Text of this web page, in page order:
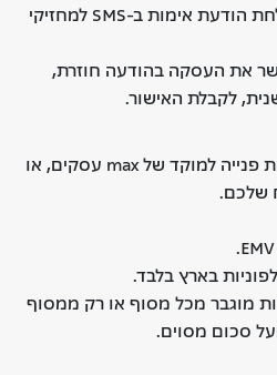
במקביל חברת האשראי שולחת הודעת אימות ב-SMS למחזיקי
את העסקה בהודעה חוזרת,
לקבלת האישור.
ההצטרפות נעשית באמצעות פנייה למוקד של max עסקים, או
שלכם.
בארץ בלבד.
מוגבר מכל מסוף או רק ממסוף
סכום מסוים.